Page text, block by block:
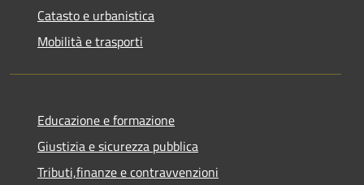
Catasto e urbanistica
Mobilità e trasporti
Educazione e formazione
Giustizia e sicurezza pubblica
Tributi,finanze e contravvenzioni